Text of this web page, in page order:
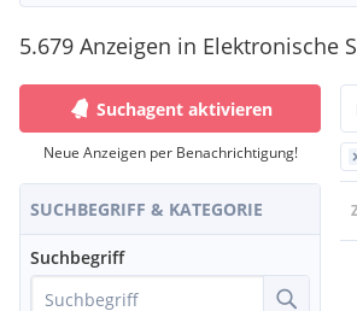
5.679 Anzeigen in Elektronische
Suchagent aktivieren
Neue Anzeigen per Benachrichtigung!
SUCHBEGRIFF & KATEGORIE
Suchbegriff